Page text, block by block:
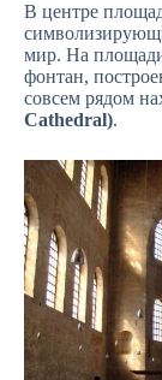
В центре
мир. На
фонтан,
совсем рядом
Cathedral).